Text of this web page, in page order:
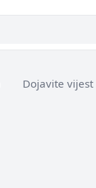
Dojavite vijest